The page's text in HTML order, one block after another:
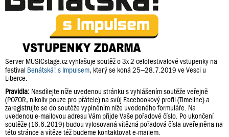
Server MUSICstage.cz vyhlašuje soutěž o 3x 2 celofestivalové vstupenky na
festival Benátská! s Impulsem, který se koná 25–28.7.2019 ve Vesci u
Liberce.
Pravidla: Nasdílejte níže uvedenou stránku s vyhlášením soutěže veřejně
(POZOR, nikoliv pouze pro přátele) na svůj Facebookový profil (Timeline) a
zaregistrujte se do soutěže vyplněním níže uvedeného formuláře. Na
uvedenou e-mailovou adresu Vám přijde Vaše pořadové číslo. Po ukončení
soutěže (16.6.2019) budou vylosovaná vítězná pořadová čísla uveřejněna na
této stránce a vítěze též budeme kontaktovat e-mailem.